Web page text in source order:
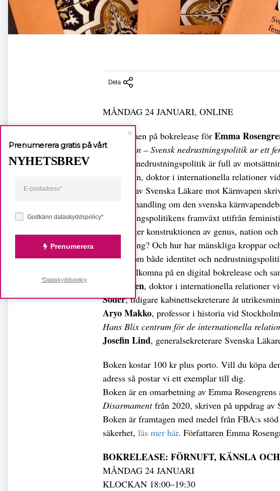
Dela
MÅNDAG 24 JANUARI, ONLINE
Välkommen på bokrelease för Emma
kärnvapen – Svensk nedrustningspolitik ur ett
Sveriges nedrustningspolitik är full av
Rosengren, doktor i internationella relationer
uppdrag av Svenska Läkare mot Kärnvapen
av sin avhandling om den svenska
nedrustningspolitikens framväxt utifrån
Hur hänger konstruktionen av genus, nation
nedrustning? Och hur har mänskliga kroppar
mening om både identitet och
Varmt välkomna på en digital bokrelease och
Rosengren, doktor i internationella relationer
Söder, tidigare kabinettsekreterare åt
Aryo Makko, professor i historia vid
Hans Blix centrum för de internationella
Josefin Lind, generalsekreterare Svenska
Boken kostar 100 kr plus porto. Vill du köpa
adress så postar vi ett exemplar till dig.
Boken är en omarbetning av Emma
Disarmamentfrån 2020, skriven på uppdrag av
Boken är framtagen med medel från FBA:s
säkerhet, läs mer här. Författaren Emma
BOKRELEASE: FÖRNUFT, KÄNSLA
MÅNDAG 24 JANUARI
KLOCKAN 18:00–19:30
Godkänn dataskyddspolicy*
Prenumerera
Prenumerera gratis på vårt
NYHETSBREV
*Dataskyddspolicy